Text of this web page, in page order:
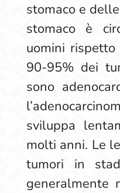
stomaco e
stomaco è
uomini
90-95% dei
sono
sviluppa
molti anni. Le
tumori in
generalmente